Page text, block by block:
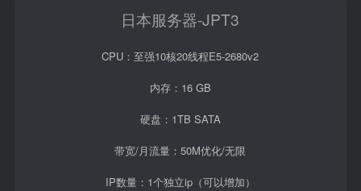
日本服务器-JPT3
CPU：至强10核20线程E5-2680v2
内存：16 GB
硬盘：1TB SATA
带宽/月流量：50M优化/无限
IP数量：1个独立ip（可以增加）